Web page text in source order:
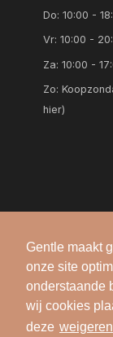
Gentle maakt
onze site
onderstaande
wij cookies
deze weigeren
Do: 10:00 -
Vr: 10:00 -
Za: 10:00 -
Zo:
hier)